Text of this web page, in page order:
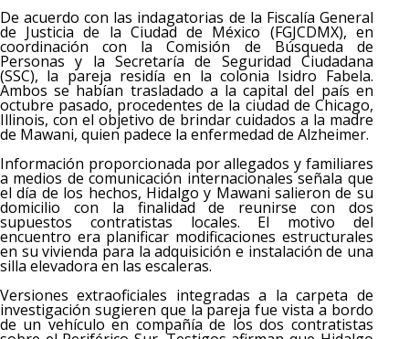
De acuerdo con las indagatorias de la Fiscalía General
de Justicia de la Ciudad de México (FGJCDMX), en
coordinación con la Comisión de Búsqueda de
Personas y la Secretaría de Seguridad Ciudadana
(SSC), la pareja residía en la colonia Isidro Fabela.
Ambos se habían trasladado a la capital del país en
octubre pasado, procedentes de la ciudad de Chicago,
Illinois, con el objetivo de brindar cuidados a la madre
de Mawani, quien padece la enfermedad de Alzheimer.
Información proporcionada por allegados y familiares
a medios de comunicación internacionales señala que
el día de los hechos, Hidalgo y Mawani salieron de su
domicilio con la finalidad de reunirse con dos
supuestos contratistas locales. El motivo del
encuentro era planificar modificaciones estructurales
en su vivienda para la adquisición e instalación de una
silla elevadora en las escaleras.
Versiones extraoficiales integradas a la carpeta de
investigación sugieren que la pareja fue vista a bordo
de un vehículo en compañía de los dos contratistas